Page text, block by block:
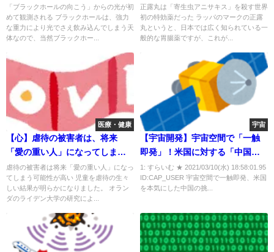
れる！
「ブラックホールの向こう」からの光が初
めて観測される ブラックホールは、強力
な重力により光でさえ飲み込んでしまう天
体なので、当然ブラックホー...
だった！
正露丸は「寄生虫アニサキス」を殺す世界
初の特効薬だった ラッパのマークの正露
丸というと、日本では広く知られている一
般的な胃腸薬ですが、これが...
医療・健康
【心】虐待の被害者は、将来
「愛の重い人」になってしま
う？
虐待の被害者は将来「愛の重い人」になっ
てしまう可能性が高い 児童を虐待の生々
しい結果が明らかになりました。 オラン
ダのライデン大学の研究によ...
宇宙
【宇宙開発】宇宙空間で「一触
即発」！米国に対する「中国の
挑発行為」、日本の役割は・・
1: すらいむ ★ 2021/03/10(水) 18:58:01.95
ID:CAP_USER 宇宙空間で一触即発、米国
を本気にした中国の挑...